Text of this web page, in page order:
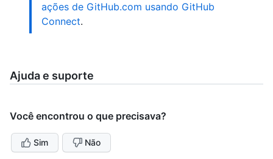
ações de GitHub.com usando GitHub
Connect.
Ajuda e suporte
Você encontrou o que precisava?
Sim Não